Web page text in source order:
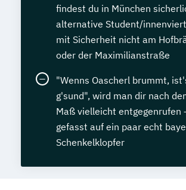
findest du in München
alternative Student/
mit Sicherheit nicht am
oder der Maximilianstraße
"Wenns Oascherl brummt,
g'sund", wird man dir nach
Maß vielleicht entgegenrufen
gefasst auf ein paar echt
Schenkelklopfer